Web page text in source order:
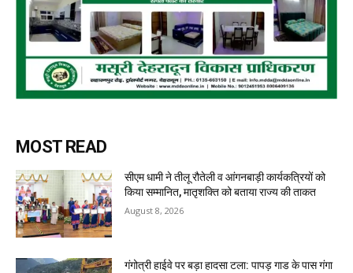
MOST READ
सीएम धामी ने तीलू रौतेली व आंगनबाड़ी कार्यकत्रियों को
किया सम्मानित, मातृशक्ति को बताया राज्य की ताकत
August 8, 2026
गंगोत्री हाईवे पर बड़ा हादसा टला: पापड़ गाड के पास गंगा